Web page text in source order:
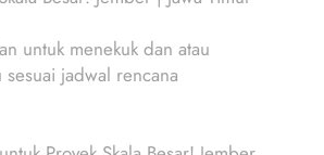
untuk menekuk dan atau
jadwal rencana